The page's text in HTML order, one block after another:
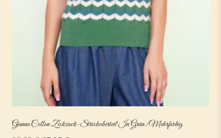
Gianna Cotton Zickzack-Strickoberteil In Grün/mehrfarbig